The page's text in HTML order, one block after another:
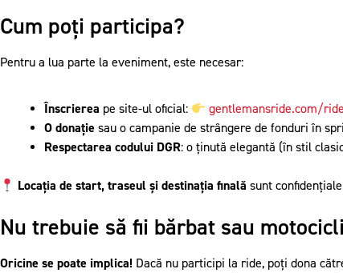
Cum poți participa?
Pentru a lua parte la eveniment, este necesar:
Înscrierea pe site-ul oficial:
gentlemansride.com/
O donație sau o campanie de strângere de fonduri în
Respectarea codului DGR: o ținută elegantă (în stil
Locația de start, traseul și destinația finală sunt
Nu trebuie să fii bărbat sau
Oricine se poate implica! Dacă nu participi la ride, poți dona